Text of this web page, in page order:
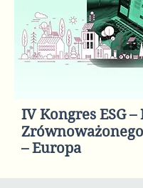
IV Kongres ESG
– Europa